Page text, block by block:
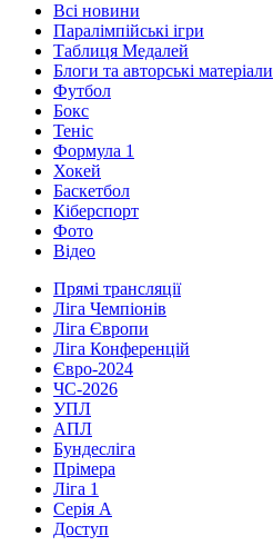
Всі новини
Паралімпійські ігри
Таблиця Медалей
Блоги та авторські матеріали
Футбол
Бокс
Теніс
Формула 1
Хокей
Баскетбол
Кіберспорт
Фото
Відео
Прямі трансляції
Ліга Чемпіонів
Ліга Європи
Ліга Конференцій
Євро-2024
ЧС-2026
УПЛ
АПЛ
Бундесліга
Прімера
Ліга 1
Серія А
Доступ